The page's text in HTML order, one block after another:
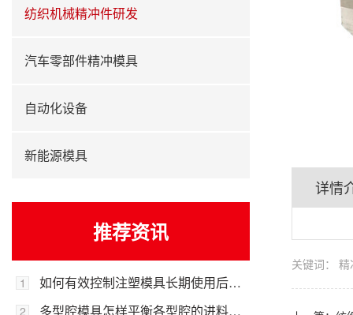
纺织机械精冲件研发
汽车零部件精冲模具
自动化设备
新能源模具
推荐资讯
1 如何有效控制注塑模具长期使用后的飞边溢料问题？
2 多型腔模具怎样平衡各型腔的进料与成型效率？
详情
关键词： 精